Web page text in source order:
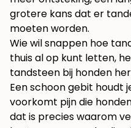
grotere kans dat er
moeten worden.
Wie wil snappen hoe
thuis al op kunt letten,
tandsteen bij honden
Een schoon gebit houdt
voorkomt pijn die
dat is precies waarom